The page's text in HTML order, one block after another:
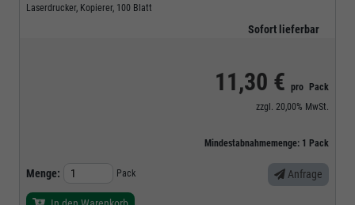
Laserdrucker, Kopierer, 100 Blatt
Sofort lieferbar
11,30 € pro
Pack
zzgl. 20,00% MwSt.
Mindestabnahmemenge: 1 Pack
Menge: Pack Anfrage